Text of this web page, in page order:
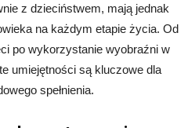
z dzieciństwem, mają jednak
na każdym etapie życia. Od
po wykorzystanie wyobraźni w
umiejętności są kluczowe dla
spełnienia.